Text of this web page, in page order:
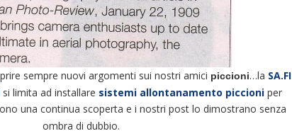
sempre nuovi argomenti sui nostri amici piccioni…la SA.FI
si limita ad installare sistemi allontanamento piccioni per
una continua scoperta e i nostri post lo dimostrano senza
ombra di dubbio.